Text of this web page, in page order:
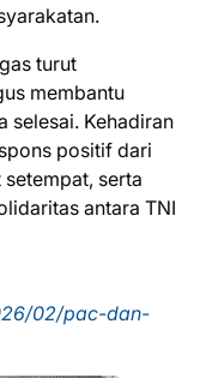
turut
membantu
selesai. Kehadiran
positif dari
serta
antara TNI
02/pac-dan-